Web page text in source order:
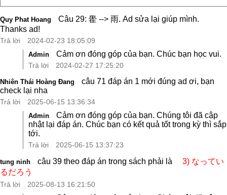
Quy Phat Hoang
Câu 29: 雤 --> 雨. Ad sửa lại giúp mình.
Thanks ad!
Trả lời 2024-02-23 18:05:09
Admin Cảm ơn đóng góp của bạn. Chúc bạn học vui.
Trả lời 2024-02-27 17:25:20
Nhiên Thái Hoàng Đang
câu 71 đáp án 1 mới đúng ad ơi, bạn
check lại nha
Trả lời 2025-06-15 13:36:34
Admin
Cảm ơn đóng góp của bạn. Chúng tôi đã cập
nhật lại đáp án. Chúc bạn có kết quả tốt trong kỳ thì sắp
tới.
Trả lời 2025-06-15 13:37:23
tung ninh câu 39 theo đáp án trong sách phải là
3) なってい
るだろう
Trả lời 2025-08-13 16:21:50